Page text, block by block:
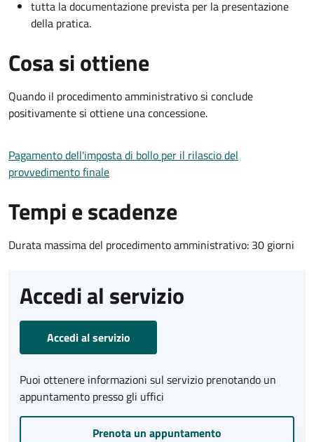
tutta la documentazione prevista per la presentazione
della pratica.
Cosa si ottiene
Quando il procedimento amministrativo si conclude
positivamente si ottiene una concessione.
Pagamento dell'imposta di bollo per il rilascio del
provvedimento finale
Tempi e scadenze
Durata massima del procedimento amministrativo: 30 giorni
Accedi al servizio
Accedi al servizio
Puoi ottenere informazioni sul servizio prenotando un
appuntamento presso gli uffici
Prenota un appuntamento